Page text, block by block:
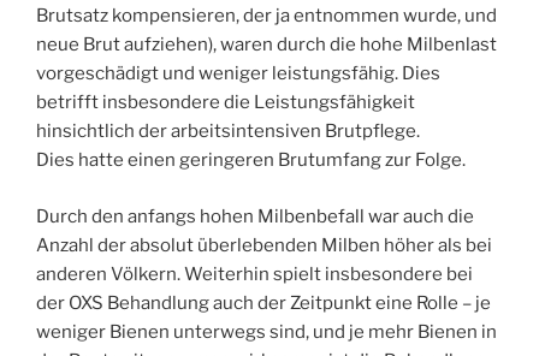
Brutsatz kompensieren, der ja entnommen wurde, und
neue Brut aufziehen), waren durch die hohe Milbenlast
vorgeschädigt und weniger leistungsfähig. Dies
betrifft insbesondere die Leistungsfähigkeit
hinsichtlich der arbeitsintensiven Brutpflege.
Dies hatte einen geringeren Brutumfang zur Folge.
Durch den anfangs hohen Milbenbefall war auch die
Anzahl der absolut überlebenden Milben höher als bei
anderen Völkern. Weiterhin spielt insbesondere bei
der OXS Behandlung auch der Zeitpunkt eine Rolle – je
weniger Bienen unterwegs sind, und je mehr Bienen in